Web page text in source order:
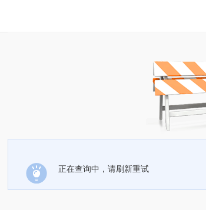
正在查询中，请刷新重试